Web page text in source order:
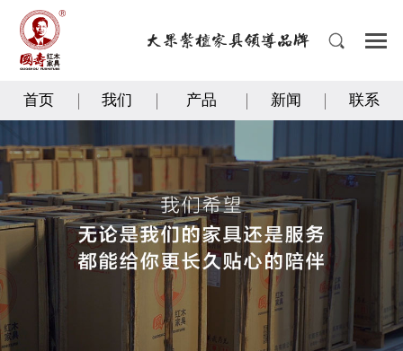
首页 我们 产品 新闻 联系